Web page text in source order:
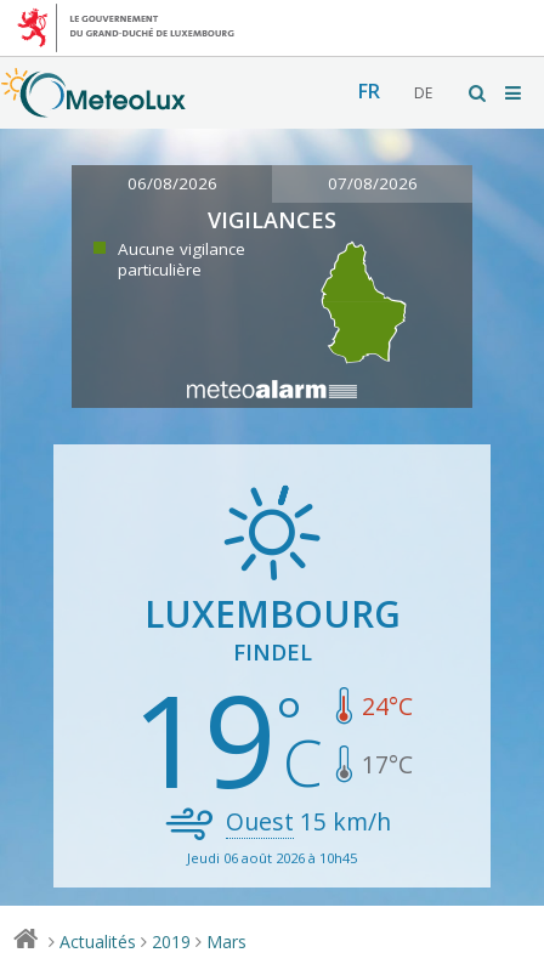
FR DE
06/08/2026 07/08/2026
VIGILANCES
Aucune vigilance
particulière
LUXEMBOURG
FINDEL
19 24°C
17°C
Ouest 15 km/h
Jeudi 06 août 2026 à 10h45
> Actualités > 2019 > Mars